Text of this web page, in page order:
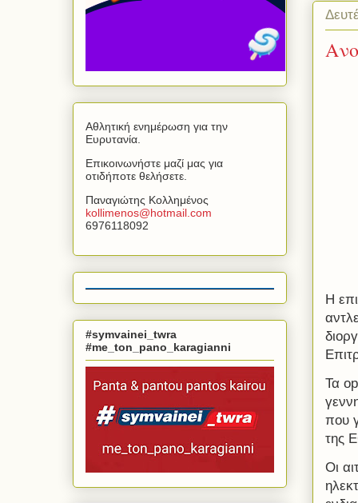
Η
Τα
που
της
Οι
Αθλητική ενημέρωση για την
Ευρυτανία.
Επικοινωνήστε μαζί μας για
οτιδήποτε θελήσετε.
Παναγιώτης Κολλημένος
kollimenos@hotmail com
6976118092
#symvainei_twra
#me_ton_pano_karagianni